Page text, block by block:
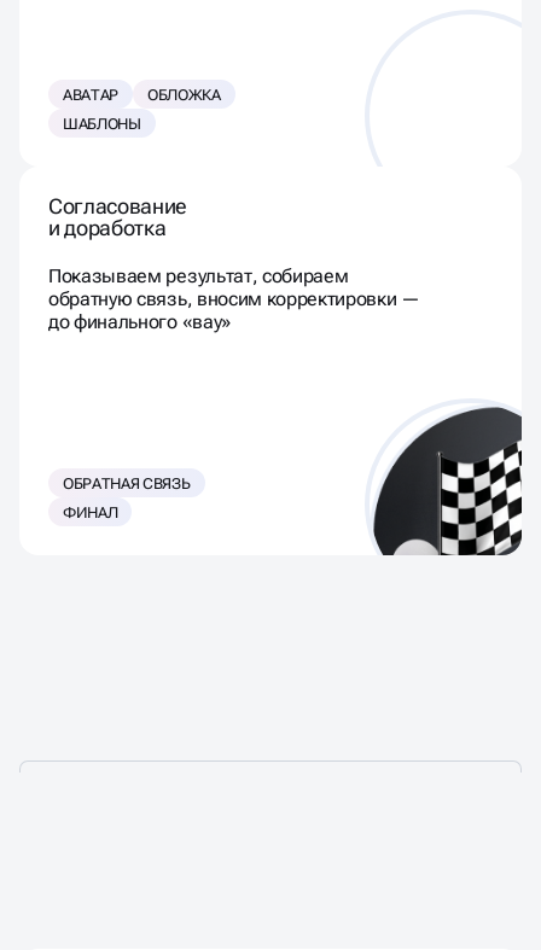
АВАТАР
ОБЛОЖКА
ШАБЛОНЫ
Согласование
и доработка
Показываем результат, собираем
обратную связь, вносим корректировки —
до финального «вау»
ОБРАТНАЯ СВЯЗЬ
ФИНАЛ